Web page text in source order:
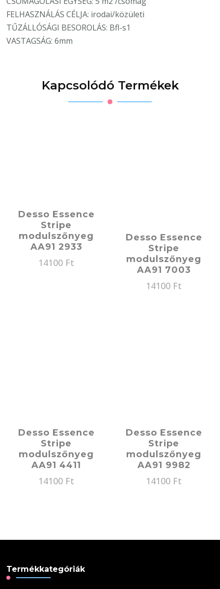
FELHASZNÁLÁS CÉLJA: irodai/közületi
TŰZÁLLÓSÁGI BESOROLÁS: Bfl-s1
VASTAGSÁG: 6mm
Kapcsolódó Termékek
Desso Essence
Stripe
modulszőnyeg
AA91 2933
14100 Ft
Desso Essence
Stripe
modulszőnyeg
AA91 7003
14100 Ft
Desso Essence
Stripe
modulszőnyeg
AA91 4411
14100 Ft
Desso Essence
Stripe
modulszőnyeg
AA91 9982
14100 Ft
Termékkategóriák